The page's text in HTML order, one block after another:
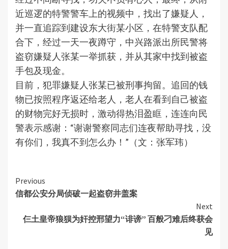
近巡逻的特警警车上的视频中，找出了嫌疑人，
并一直追踪到建设东大街某小区，在特警支队配
合下，经过一天一夜蹲守，中兴路派出所民警将
盗窃嫌疑人张某一举抓获，并从其家中找到被盗
手包及现金。
目前，犯罪嫌疑人张某已被刑事拘留。追回的钱
物已按照程序返还给老人，老人在看到自己被盗
的财物完好无损时，激动得热泪盈眶，连连向民
警表示感谢：“谢谢警察同志们连夜帮助寻找，没
有你们，我真不到怎么办！”（文：张军玮）
Continue
Reading
Previous
信都公安分局侦破一起盗窃井盖案
Next
仨土皇帝狼狈为奸控邢望力“诽谤” 百般刁难后终获会
见